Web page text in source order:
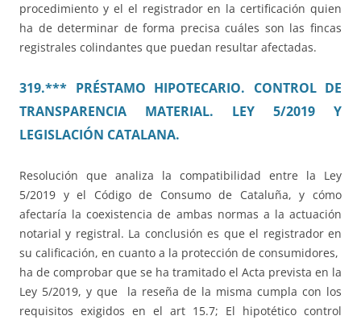
procedimiento y el el registrador en la certificación quien
ha de determinar de forma precisa cuáles son las fincas
registrales colindantes que puedan resultar afectadas.
319.*** PRÉSTAMO HIPOTECARIO. CONTROL DE
TRANSPARENCIA MATERIAL. LEY 5/2019 Y
LEGISLACIÓN CATALANA.
Resolución que analiza la compatibilidad entre la Ley
5/2019 y el Código de Consumo de Cataluña, y cómo
afectaría la coexistencia de ambas normas a la actuación
notarial y registral. La conclusión es que el registrador en
su calificación, en cuanto a la protección de consumidores,
ha de comprobar que se ha tramitado el Acta prevista en la
Ley 5/2019, y que la reseña de la misma cumpla con los
requisitos exigidos en el art 15.7; El hipotético control